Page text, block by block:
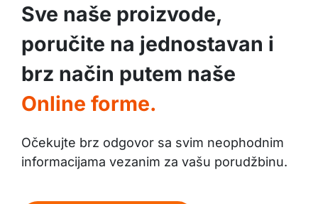
Sve naše proizvode,
poručite na jednostavan i
brz način putem naše
Online forme.
Očekujte brz odgovor sa svim neophodnim
informacijama vezanim za vašu porudžbinu.